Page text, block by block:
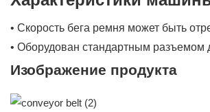
• Скорость бега ремня может быть
• Оборудован стандартным разъемом
Изображение продукта